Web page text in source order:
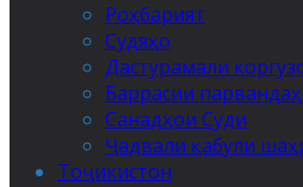
Роҳбарият
Судяҳо
Дастурамали
Баррасии
Санадҳои Суди
Ҷадвали қабули
Тоҷикистон